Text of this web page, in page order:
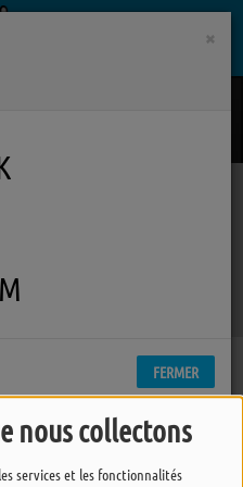
nous collectons
services et les fonctionnalités
Gally
×
FERMER